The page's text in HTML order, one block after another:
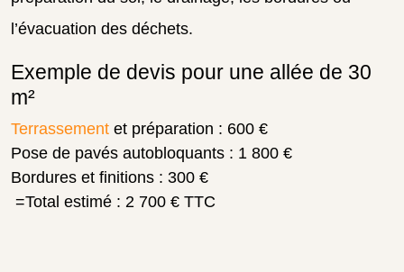
l’évacuation des déchets.
Exemple de devis pour une allée de 30
m²
Terrassement et préparation : 600 €
Pose de pavés autobloquants : 1 800 €
Bordures et finitions : 300 €
=Total estimé : 2 700 € TTC